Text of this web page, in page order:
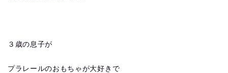
３歳の息子が
プラレールのおもちゃが大好きで